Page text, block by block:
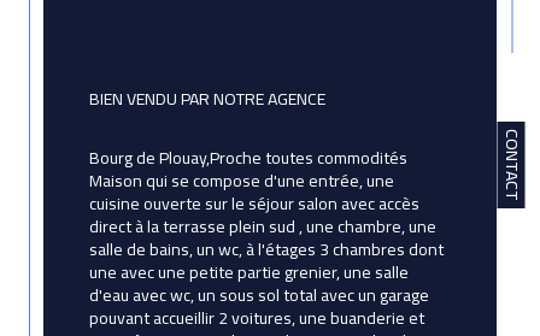
CONTACT
BIEN VENDU PAR NOTRE AGENCE
Bourg de Plouay,Proche toutes commodités
Maison qui se compose d'une entrée, une
cuisine ouverte sur le séjour salon avec accès
direct à la terrasse plein sud , une chambre, une
salle de bains, un wc, à l'étages 3 chambres dont
une avec une petite partie grenier, une salle
d'eau avec wc, un sous sol total avec un garage
pouvant accueillir 2 voitures, une buanderie et